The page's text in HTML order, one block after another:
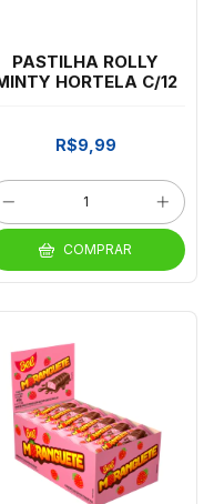
PASTILHA ROLLY
HORTELA C/12
R$9,99
COMPRAR